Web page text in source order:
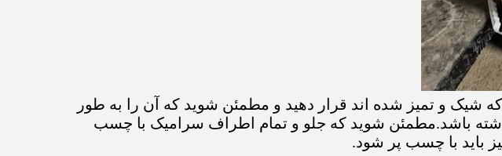
و تمیز شده اند قرار دهید و مطمئن شوید که آن را به طور
باشد.مطمئن شوید که جلو و تمام اطراف سرامیک با چسب
باید با چسب پر شود.